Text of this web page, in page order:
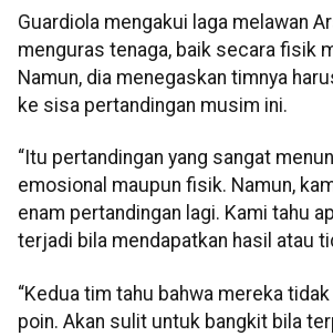
Guardiola mengakui laga melawan
menguras tenaga, baik secara fisik
Namun, dia menegaskan timnya
ke sisa pertandingan musim ini.
“Itu pertandingan yang sangat
emosional maupun fisik. Namun,
enam pertandingan lagi. Kami tahu
terjadi bila mendapatkan hasil atau
“Kedua tim tahu bahwa mereka
poin. Akan sulit untuk bangkit bila